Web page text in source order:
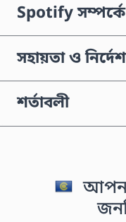
Spotify সম্পর্কে
সহায়তা ও
শর্তাবলী